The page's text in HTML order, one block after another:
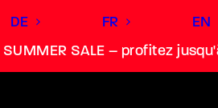
SUMMER SALE – profitez
DE FR EN